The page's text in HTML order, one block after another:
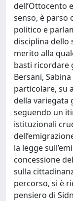
dell’Ottocento
senso, è
politico e
disciplina dello
merito alla
basti ricordare
Bersani,
particolare, su
della variegata
seguendo un
istituzionali
la legge
concessione
sulla
percorso, si è
pensiero di